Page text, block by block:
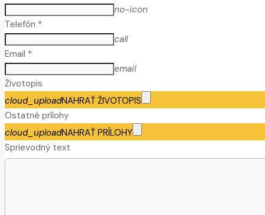
no-icon
Telefón *
call
Email *
email
Životopis
cloud_uploadNAHRAŤ ŽIVOTOPIS
Ostatné prílohy
cloud_uploadNAHRAŤ PRÍLOHY
Sprievodný text